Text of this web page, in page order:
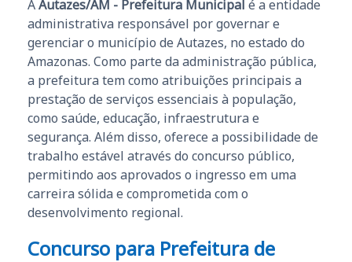
AAutazes/AM - Prefeitura Municipal é a entidade
administrativa responsável por governar e
gerenciar o município de Autazes, no estado do
Amazonas. Como parte da administração pública,
a prefeitura tem como atribuições principais a
prestação de serviços essenciais à população,
como saúde, educação, infraestrutura e
segurança. Além disso, oferece a possibilidade de
trabalho estável através do concurso público,
permitindo aos aprovados o ingresso em uma
carreira sólida e comprometida com o
desenvolvimento regional.
Concurso para Prefeitura de